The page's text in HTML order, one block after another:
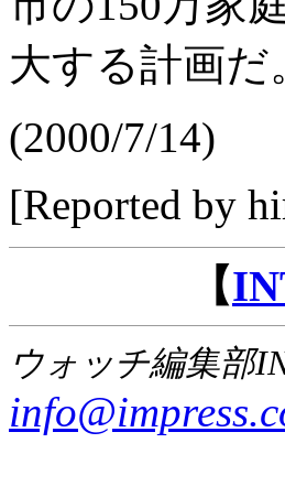
大する計画だ
(2000/7/14)
[Reported by
【
ウォッチ編集部